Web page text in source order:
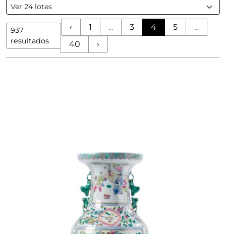
937
resultados
‹ 1 ... 3 4 5
...
40
›